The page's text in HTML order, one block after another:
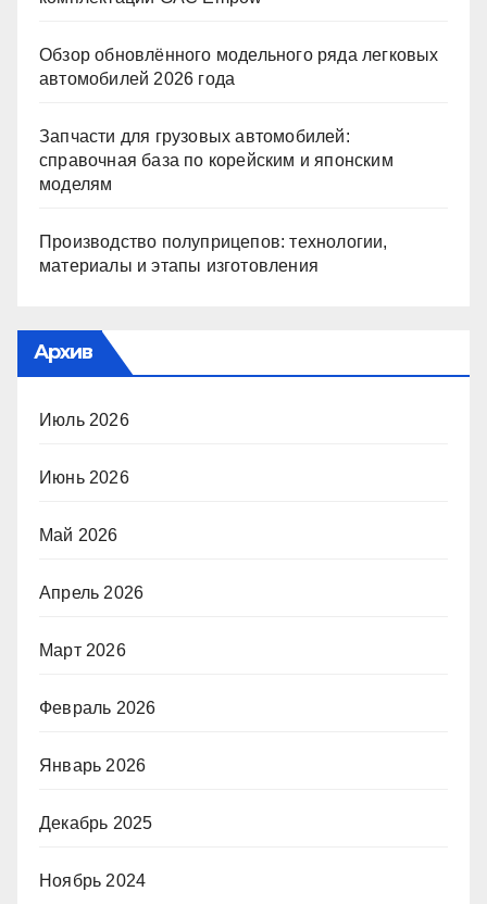
Обзор обновлённого модельного ряда легковых
автомобилей 2026 года
Запчасти для грузовых автомобилей:
справочная база по корейским и японским
моделям
Производство полуприцепов: технологии,
материалы и этапы изготовления
Архив
Июль 2026
Июнь 2026
Май 2026
Апрель 2026
Март 2026
Февраль 2026
Январь 2026
Декабрь 2025
Ноябрь 2024